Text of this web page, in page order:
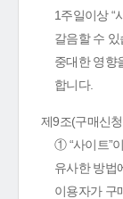
1주일이상 “
갈음할 수
중대한 영향
합니다.
제9조(구매신
① “사이트”
유사한 방법
이용자가 구